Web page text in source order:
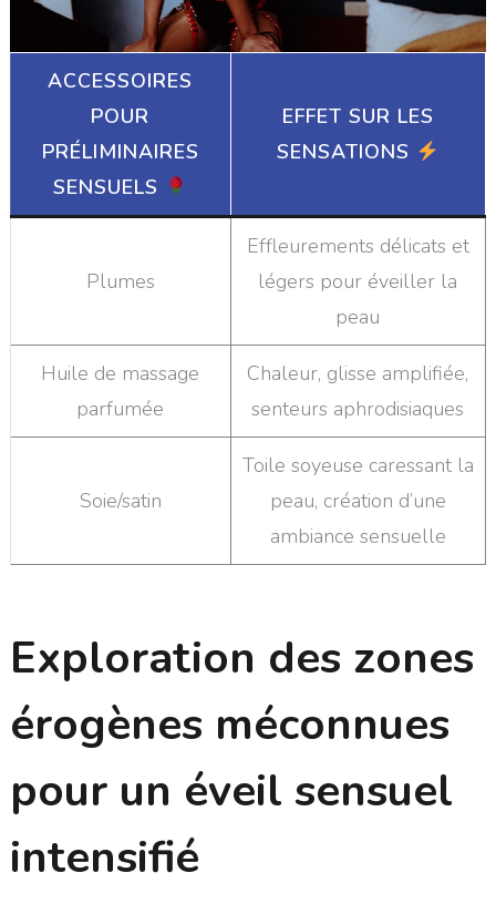
ACCESSOIRES
POUR
PRÉLIMINAIRES
SENSUELS
EFFET SUR LES
SENSATIONS
Plumes
Effleurements délicats et
légers pour éveiller la
peau
Huile de massage
parfumée
Chaleur, glisse amplifiée,
senteurs aphrodisiaques
Soie/satin
Toile soyeuse caressant la
peau, création d’une
ambiance sensuelle
Exploration des zones
érogènes méconnues
pour un éveil sensuel
intensifié